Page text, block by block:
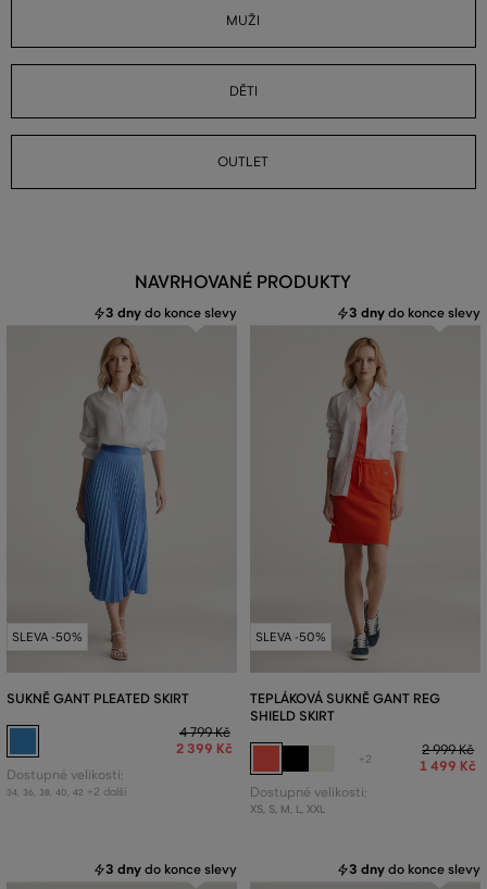
MUŽI
DĚTI
OUTLET
NAVRHOVANÉ PRODUKTY
3 dny do konce slevy
SLEVA -50%
SUKNĚ GANT PLEATED SKIRT
4 799 Kč
2 399 Kč
Dostupné velikosti:
34 36 38 40 42 +2 další
3 dny do konce slevy
SLEVA -50%
TEPLÁKOVÁ SUKNĚ GANT REG
SHIELD SKIRT
+2
2 999 Kč
1 499 Kč
Dostupné velikosti:
XS, S, M, L, XXL
3 dny do konce slevy 3 dny do konce slevy